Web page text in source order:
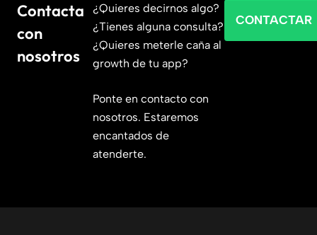
Contacta
con
nosotros
¿Quieres decirnos algo?
¿Tienes alguna consulta?
¿Quieres meterle caña al
growth de tu app?
Ponte en contacto con
nosotros. Estaremos
encantados de
atenderte.
CONTACTAR